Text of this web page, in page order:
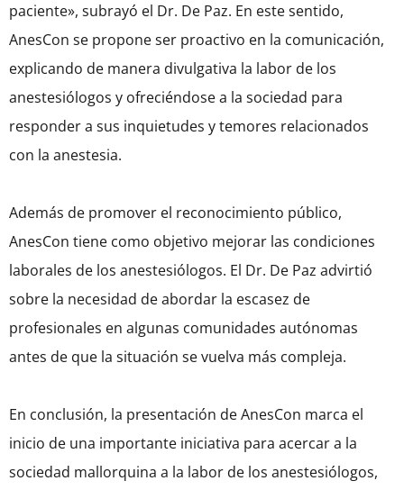
paciente», subrayó el Dr. De Paz. En este sentido,
AnesCon se propone ser proactivo en la comunicación,
explicando de manera divulgativa la labor de los
anestesiólogos y ofreciéndose a la sociedad para
responder a sus inquietudes y temores relacionados
con la anestesia.
Además de promover el reconocimiento público,
AnesCon tiene como objetivo mejorar las condiciones
laborales de los anestesiólogos. El Dr. De Paz advirtió
sobre la necesidad de abordar la escasez de
profesionales en algunas comunidades autónomas
antes de que la situación se vuelva más compleja.
En conclusión, la presentación de AnesCon marca el
inicio de una importante iniciativa para acercar a la
sociedad mallorquina a la labor de los anestesiólogos,